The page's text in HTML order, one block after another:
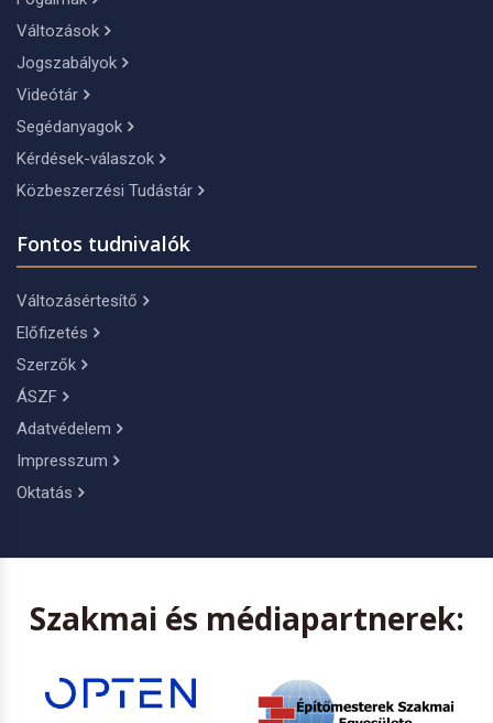
Változások
Jogszabályok
Videótár
Segédanyagok
Kérdések-válaszok
Közbeszerzési Tudástár
Fontos tudnivalók
Változásértesítő
Előfizetés
Szerzők
ÁSZF
Adatvédelem
Impresszum
Oktatás
Szakmai és médiapartnerek: